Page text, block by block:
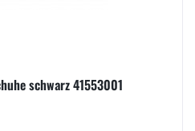
schwarz 41553001